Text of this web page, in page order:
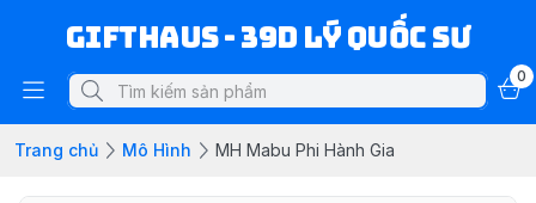
Gifthaus - 39D Lý Quốc Sư
0
Trang chủ Mô Hình MH Mabu Phi Hành Gia